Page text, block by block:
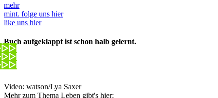
mehr
mint. folge uns hier
like uns hier
Buch aufgeklappt ist schon halb gelernt.
Video: watson/Lya Saxer
Mehr zum Thema Leben gibt's hier: